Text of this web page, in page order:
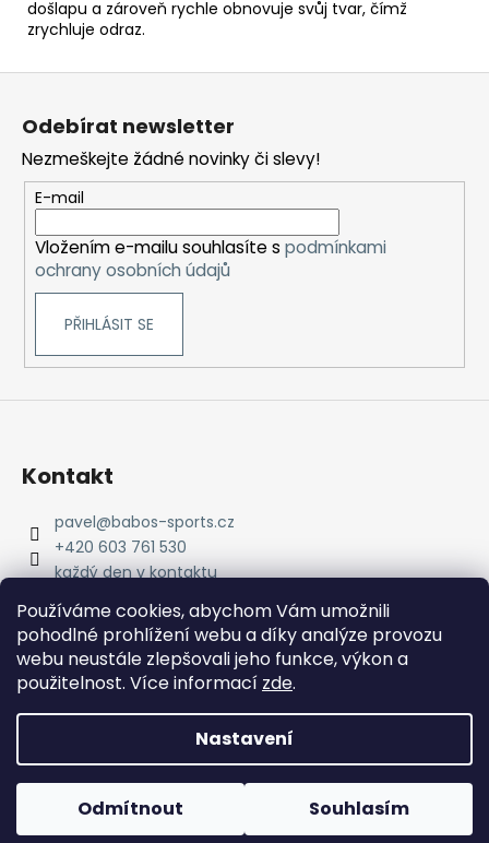
Používáme cookies, abychom Vám umožnili
pohodlné prohlížení webu a díky analýze provozu
webu neustále zlepšovali jeho funkce, výkon a
použitelnost. Více informací zde.
Nastavení
Odmítnout Souhlasím
došlapu a zároveň rychle obnovuje svůj tvar, čímž
zrychluje odraz.
Z
Odebírat newsletter
Nezmeškejte žádné novinky či slevy!
E-mail
Vložením e-mailu souhlasíte s podmínkami
ochrany osobních údajů
PŘIHLÁSIT SE
Kontakt
pavel@babos-sports.cz
+420 603 761 530
každý den v kontaktu
pavel.babos.90/
Copyright 2026babos-sports. Všechna práva
vyhrazena.
Upravit nastavení cookies